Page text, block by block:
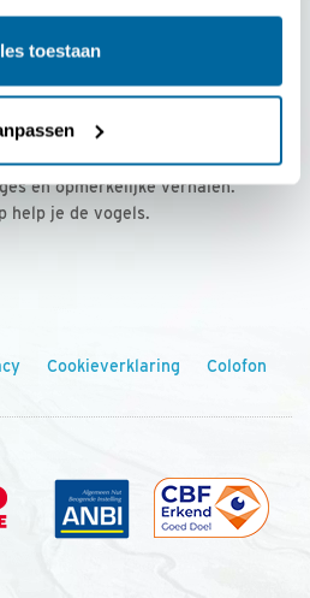
toestaan
voor € 36,00 per jaar
voor onze leden, met
en opmerkelijke verhalen.
help je de vogels.
Cookieverklaring Colofon